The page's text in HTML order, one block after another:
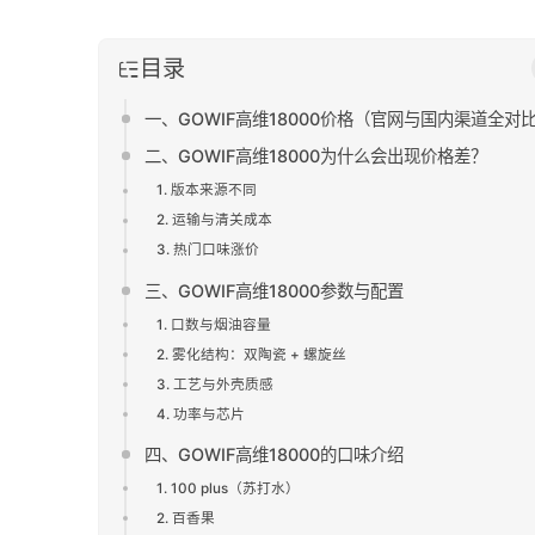
目录
一、GOWIF高维18000价格（官网与国内渠道全对
二、GOWIF高维18000为什么会出现价格差？
1. 版本来源不同
2. 运输与清关成本
3. 热门口味涨价
三、GOWIF高维18000参数与配置
1. 口数与烟油容量
2. 雾化结构：双陶瓷 + 螺旋丝
3. 工艺与外壳质感
4. 功率与芯片
四、GOWIF高维18000的口味介绍
1. 100 plus（苏打水）
2. 百香果